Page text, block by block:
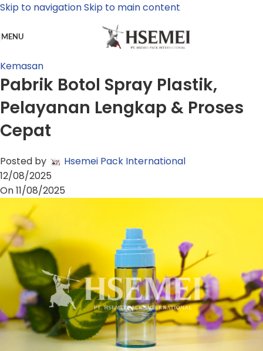
Skip to navigationSkip to main content
MENU
Kemasan
Pabrik Botol Spray Plastik,
Pelayanan Lengkap & Proses
Cepat
Posted by
Hsemei Pack International
12/08/2025
On 11/08/2025